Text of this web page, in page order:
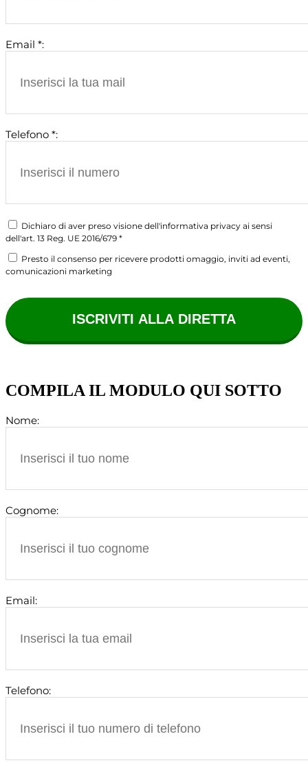
Email *:
Telefono *:
Dichiaro di aver preso visione dell'informativa privacy ai sensi
dell'art. 13 Reg. UE 2016/679 *
Presto il consenso per ricevere prodotti omaggio, inviti ad eventi,
comunicazioni marketing
COMPILA IL MODULO QUI SOTTO
Nome:
Cognome:
Email:
Telefono: